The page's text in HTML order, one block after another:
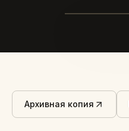
Архивная копия